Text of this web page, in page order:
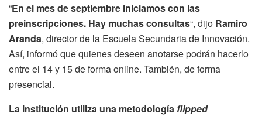
“En el mes de septiembre iniciamos con las
preinscripciones. Hay muchas consultas“, dijo Ramiro
Aranda, director de la Escuela Secundaria de Innovación.
Así, informó que quienes deseen anotarse podrán hacerlo
entre el 14 y 15 de forma online. También, de forma
presencial.
La institución utiliza una metodología flipped